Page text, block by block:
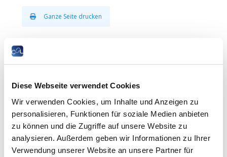
Diese Webseite verwendet Cookies
Wir verwenden Cookies, um Inhalte und Anzeigen zu
personalisieren, Funktionen für soziale Medien anbieten
zu können und die Zugriffe auf unsere Website zu
analysieren. Außerdem geben wir Informationen zu Ihrer
Verwendung unserer Website an unsere Partner für
Ganze Seite drucken
Saal Remerschen